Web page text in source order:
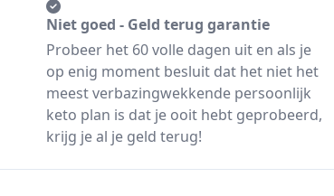
Niet goed - Geld terug garantie
Probeer het 60 volle dagen uit en als je
op enig moment besluit dat het niet het
meest verbazingwekkende persoonlijk
keto plan is dat je ooit hebt geprobeerd,
krijg je al je geld terug!